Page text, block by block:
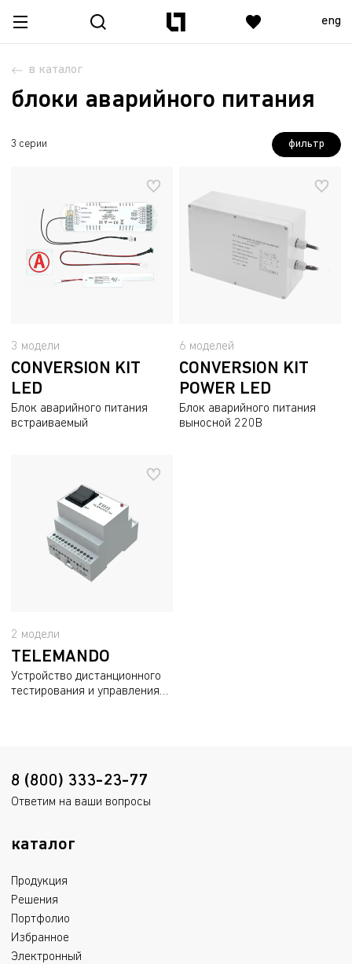
eng
в каталог
блоки аварийного питания
3 серии фильтр
3 модели
CONVERSION KIT
LED
Блок аварийного питания
встраиваемый
6 моделей
CONVERSION KIT
POWER LED
Блок аварийного питания
выносной 220В
2 модели
TELEMANDO
Устройство дистанционного
тестирования и управления
8 (800) 333-23-77
Ответим на ваши вопросы
каталог
Продукция
Решения
Портфолио
Избранное
Электронный